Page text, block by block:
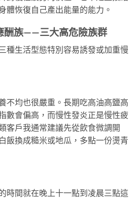
體恢復自己產出能量的能力。
酬族——三大高危險族群
種生活型態特別容易誘發或加重慢
不均也很嚴重。長期吃高油高鹽高
數會偏高，而慢性發炎正是慢性疲
客戶我通常建議先從飲食微調開
飯換成糙米或地瓜，多點一份燙青
時間就在晚上十一點到凌晨三點這